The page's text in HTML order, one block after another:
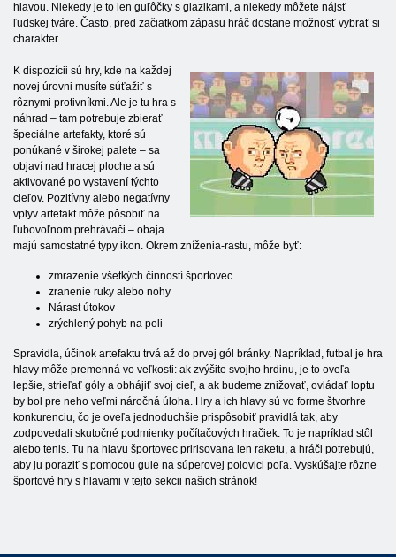
hlavou. Niekedy je to len guľôčky s glazikami, a niekedy môžete nájsť
ľudskej tváre. Často, pred začiatkom zápasu hráč dostane možnosť vybrať si
charakter.
K dispozícii sú hry, kde na každej
novej úrovni musíte súťažiť s
rôznymi protivníkmi. Ale je tu hra s
náhrad – tam potrebuje zbierať
špeciálne artefakty, ktoré sú
ponúkané v širokej palete – sa
objaví nad hracej ploche a sú
aktivované po vystavení týchto
cieľov. Pozitívny alebo negatívny
vplyv artefakt môže pôsobiť na
ľubovoľnom prehrávači – obaja
majú samostatné typy ikon. Okrem zníženia-rastu, môže byť:
zmrazenie všetkých činností športovec
zranenie ruky alebo nohy
Nárast útokov
zrýchlený pohyb na poli
Spravidla, účinok artefaktu trvá až do prvej gól bránky. Napríklad, futbal je hra
hlavy môže premenná vo veľkosti: ak zvýšite svojho hrdinu, je to oveľa
lepšie, strieľať góly a obhájiť svoj cieľ, a ak budeme znižovať, ovládať loptu
by bol pre neho veľmi náročná úloha. Hry a ich hlavy sú vo forme štvorhre
konkurenciu, čo je oveľa jednoduchšie prispôsobiť pravidlá tak, aby
zodpovedali skutočné podmienky počítačových hračiek. To je napríklad stôl
alebo tenis. Tu na hlavu športovec pririsovana len raketu, a hráči potrebujú,
aby ju poraziť s pomocou gule na súperovej polovici poľa. Vyskúšajte rôzne
športové hry s hlavami v tejto sekcii našich stránok!